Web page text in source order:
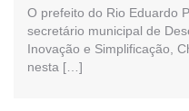
O prefeito do Rio Eduardo
secretário municipal de
Inovação e Simplificação,
nesta […]